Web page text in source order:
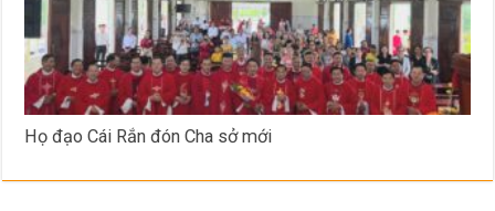
Họ đạo Cái Rắn đón Cha sở mới